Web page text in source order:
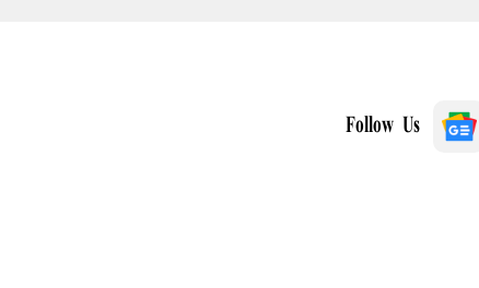
Follow Us